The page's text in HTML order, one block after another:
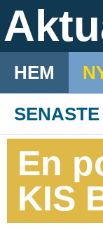
HEM
En
KIS